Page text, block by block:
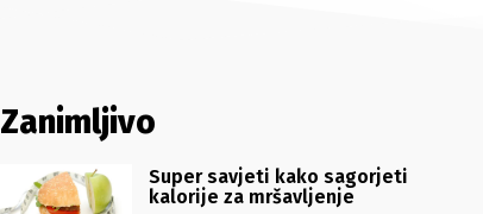
Zanimljivo
Super savjeti kako sagorjeti
kalorije za mršavljenje